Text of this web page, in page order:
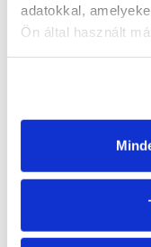
adatokkal,
Ön által használt